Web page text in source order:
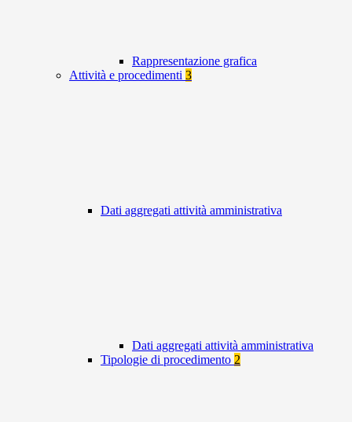
Rappresentazione grafica
Attività e procedimenti 3
Dati aggregati attività amministrativa
Dati aggregati attività amministrativa
Tipologie di procedimento 2